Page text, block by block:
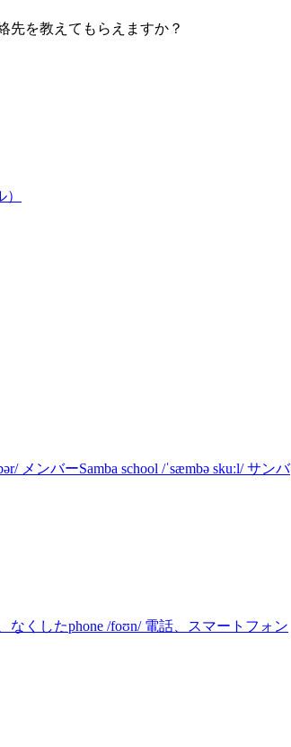
先を教えてもらえますか？
メンバーSamba school /ˈsæmbə skuːl/ サンバ
なくしたphone /foʊn/ 電話、スマートフォン